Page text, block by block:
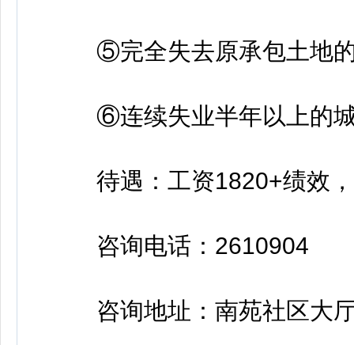
⑤完全失去原承包土地
⑥连续失业半年以上的城
待遇：工资1820+绩效，
咨询电话：2610904
咨询地址：南苑社区大